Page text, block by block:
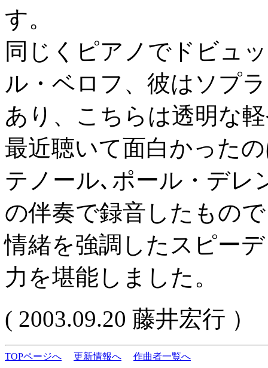
す。
同じくピアノでドビュ
ル・ベロフ、彼はソプ
あり、こちらは透明な
最近聴いて面白かった
テノール､ポール・デレ
の伴奏で録音したもの
情緒を強調したスピー
力を堪能しました。
( 2003.09.20 藤井宏行 ）
TOPページへ 更新情報へ 作曲者一覧へ